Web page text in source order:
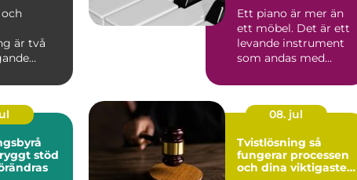
är två
gör d...
Ett piano är mer än
ett möbel. Det är ett
levande instrument
som andas med
årsti...
08. jul
Tvistlösning så
fungerar processen
och dina viktigaste